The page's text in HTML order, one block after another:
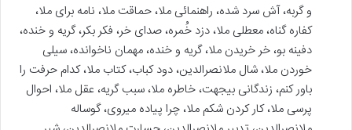
و گربه، آش سرد شده، راهنمائی ملا، حماقت ملا، نامه برای ملا،
کفاره گناه، معطلی ملا، دزد خُمره، صدای خر، فکر بکر، گریه و خنده،
دفینه بو، خر خریدن ملا، گریه و خنده، مهمان ناخوانده، سیلی
خوردن ملا، شال ملانصرالدین، دود کباب، کتاب ملا، کدام حرفت را
باور کنم، زندگانی بیجهت، خاطره ملا، سبب گریه، عقل ملا، احوال
پرسی ملا، کار کردن شکم ملا، چرا پیاده میروی، گوساله